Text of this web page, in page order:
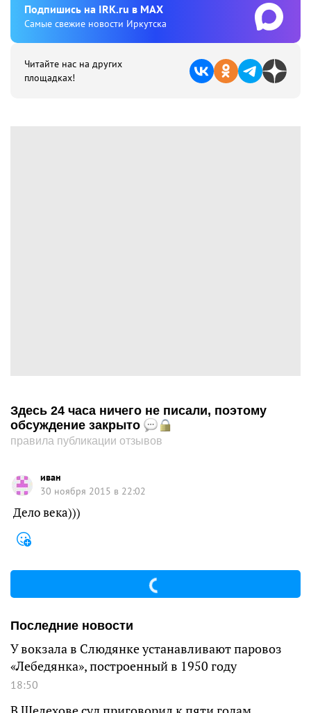
Подпишиcь на IRK.ru в MAX
Cамые свежие новости Иркутска
Читайте нас на других
площадках!
Здесь 24 часа ничего не писали, поэтому
обсуждение закрыто
правила публикации отзывов
иван
30 ноября 2015 в 22:02
Дело века)))
Последние новости
У вокзала в Слюдянке устанавливают паровоз
«Лебедянка», построенный в 1950 году
18:50